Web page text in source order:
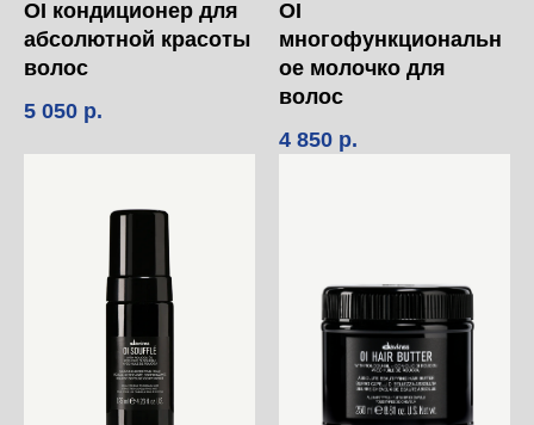
OI кондиционер для
абсолютной красоты
волос
5 050 р.
OI
многофункциональн
ое молочко для
волос
4 850 р.